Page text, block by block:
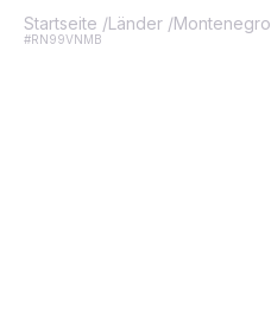
Startseite /Länder /Montenegro
#RN99VNMB